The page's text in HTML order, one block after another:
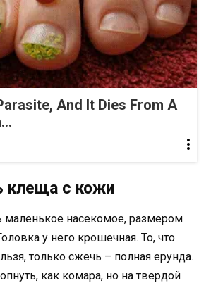
And It Dies From A
клеща с кожи
маленькое насекомое, размером
у него крошечная. То, что
только сжечь – полная ерунда.
как комара, но на твердой